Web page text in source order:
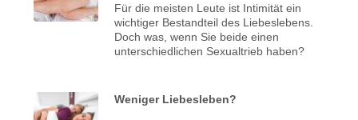
Für die meisten Leute ist Intimität ein
wichtiger Bestandteil des Liebeslebens.
Doch was, wenn Sie beide einen
unterschiedlichen Sexualtrieb haben?
Weniger Liebesleben?